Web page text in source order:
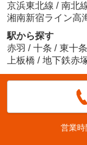
京浜東北線 / 南北
湘南新宿ライン高
駅から探す
赤羽 / 十条 / 東十条
上板橋 / 地下鉄赤
営業時